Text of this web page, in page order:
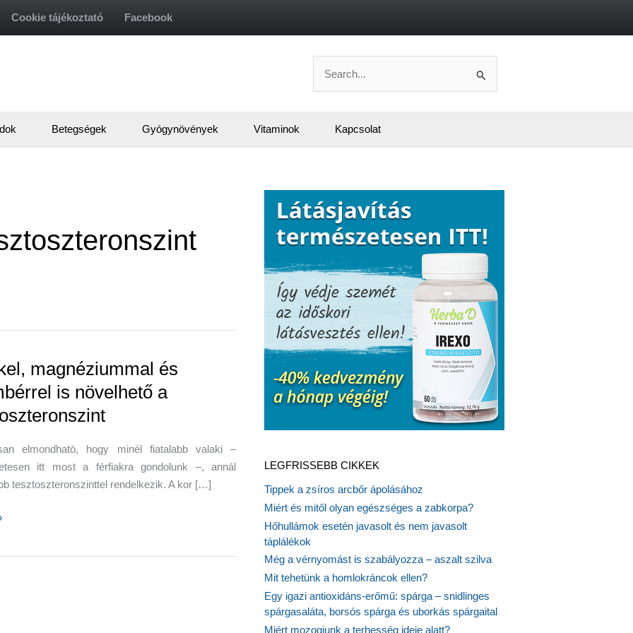
Cookie tájékoztató Facebook
for:
Betegségek Gyógynövények Vitaminok Kapcsolat
magnéziummal és
is növelhető a
elmondható, hogy minél fiatalabb valaki –
itt most a férfiakra gondolunk –, annál
tesztoszteronszinttel rendelkezik. A kor […]
LEGFRISSEBB CIKKEK
Tippek a zsíros arcbőr ápolásához
Miért és mitől olyan egészséges a zabkorpa?
Hőhullámok esetén javasolt és nem javasolt
táplálékok
Még a vérnyomást is szabályozza – aszalt szilva
Mit tehetünk a homlokráncok ellen?
Egy igazi antioxidáns-erőmű: spárga – snidlinges
spárgasaláta, borsós spárga és uborkás spárgaital
Miért mozogjunk a terhesség ideje alatt?